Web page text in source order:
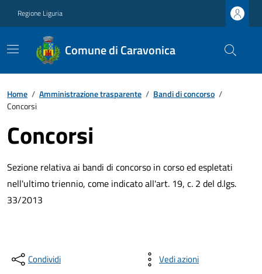
Regione Liguria
Comune di Caravonica
Home / Amministrazione trasparente / Bandi di concorso /
Concorsi
Concorsi
Sezione relativa ai bandi di concorso in corso ed espletati
nell'ultimo triennio, come indicato all'art. 19, c. 2 del d.lgs.
33/2013
Condividi Vedi azioni